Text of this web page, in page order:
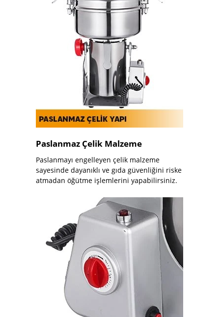
Paslanmaz Çelik Malzeme
Paslanmayı engelleyen çelik malzeme
sayesinde dayanıklı ve gıda güvenliğini riske
atmadan öğütme işlemlerini yapabilirsiniz.